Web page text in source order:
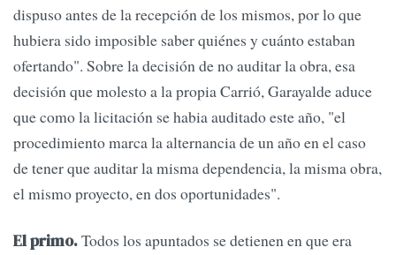
dispuso antes de la recepción de los mismos, por lo que
hubiera sido imposible saber quiénes y cuánto estaban
ofertando". Sobre la decisión de no auditar la obra, esa
decisión que molesto a la propia Carrió, Garayalde aduce
que como la licitación se habia auditado este año, "el
procedimiento marca la alternancia de un año en el caso
de tener que auditar la misma dependencia, la misma obra,
el mismo proyecto, en dos oportunidades".
El primo.Todos los apuntados se detienen en que era